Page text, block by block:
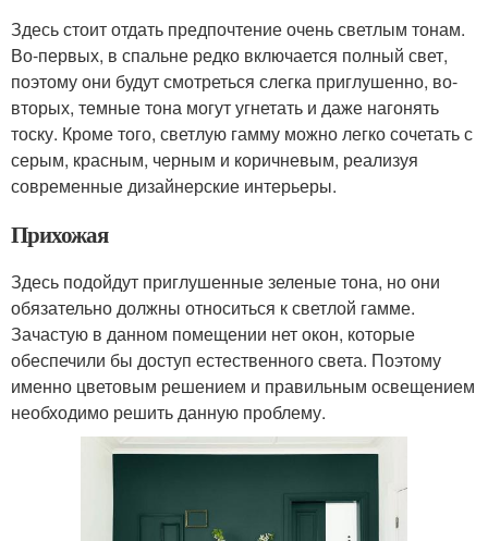
Здесь стоит отдать предпочтение очень светлым тонам.
Во-первых, в спальне редко включается полный свет,
поэтому они будут смотреться слегка приглушенно, во-
вторых, темные тона могут угнетать и даже нагонять
тоску. Кроме того, светлую гамму можно легко сочетать с
серым, красным, черным и коричневым, реализуя
современные дизайнерские интерьеры.
Прихожая
Здесь подойдут приглушенные зеленые тона, но они
обязательно должны относиться к светлой гамме.
Зачастую в данном помещении нет окон, которые
обеспечили бы доступ естественного света. Поэтому
именно цветовым решением и правильным освещением
необходимо решить данную проблему.